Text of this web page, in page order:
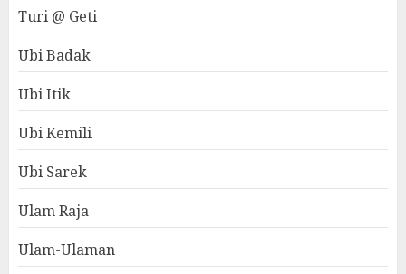
Turi @ Geti
Ubi Badak
Ubi Itik
Ubi Kemili
Ubi Sarek
Ulam Raja
Ulam-Ulaman